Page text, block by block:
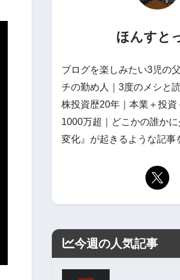
ほんすと
ブログを楽しみたい3児の
チの勤め人｜3度のメシと
株投資歴20年｜本業＋投資
1000万超｜どこかの誰か
変化』が起きるような記事
今週の人気記事